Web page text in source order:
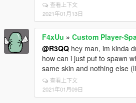
查看上下文
2021年01月13日
F4xUu » Custom Player-
@R3QQ hey man, im kinda
how can i just put to spawn
same skin and nothing else
查看上下文
2021年01月09日